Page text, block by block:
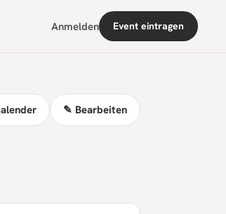
Anmelden Event eintragen
✎ Bearbeiten